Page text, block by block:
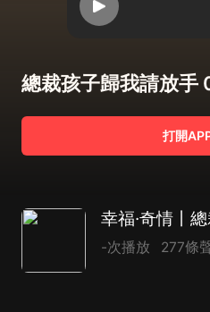
總裁孩子歸我請放手
打開
-次播放 277條